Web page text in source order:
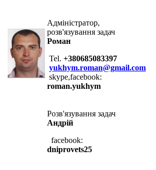
Адміністратор,
розв'язування задач
Роман
Tel. +380685083397
yukhym.roman@gmail.com
skype,facebook:
roman.yukhym
Розв'язування задач
Андрій
facebook:
dniprovets25